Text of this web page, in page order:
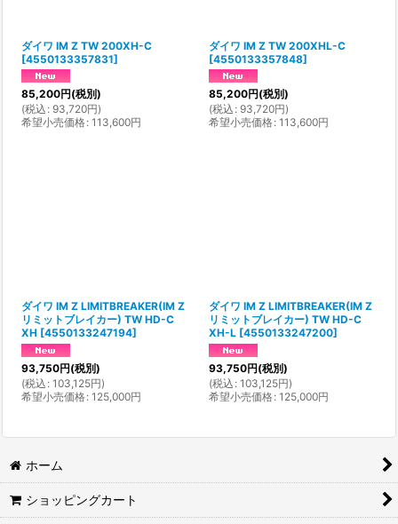
ダイワ IM Z TW 200XH-C
[4550133357831]
85,200円(税別)
(税込 : 93,720円)
希望小売価格: 113,600円
ダイワ IM Z TW 200XHL-C
[4550133357848]
85,200円(税別)
(税込 : 93,720円)
希望小売価格: 113,600円
ダイワ IM Z LIMITBREAKER(IM Z
リミットブレイカー) TW HD-C
XH [4550133247194]
93,750円(税別)
(税込 : 103,125円)
希望小売価格: 125,000円
ダイワ IM Z LIMITBREAKER(IM Z
リミットブレイカー) TW HD-C
XH-L [4550133247200]
93,750円(税別)
(税込 : 103,125円)
希望小売価格: 125,000円
ホーム
ショッピングカート